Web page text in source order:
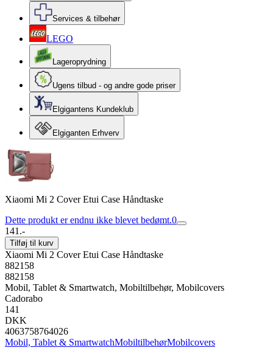
Services & tilbehør
LEGO
Lageroprydning
Ugens tilbud - og andre gode priser
Elgigantens Kundeklub
Elgiganten Erhverv
Xiaomi Mi 2 Cover Etui Case Håndtaske
Dette produkt er endnu ikke blevet bedømt.0
141.-
Tilføj til kurv
Xiaomi Mi 2 Cover Etui Case Håndtaske
882158
882158
Mobil, Tablet & Smartwatch, Mobiltilbehør, Mobilcovers
Cadorabo
141
DKK
4063758764026
Mobil, Tablet & SmartwatchMobiltilbehørMobilcovers